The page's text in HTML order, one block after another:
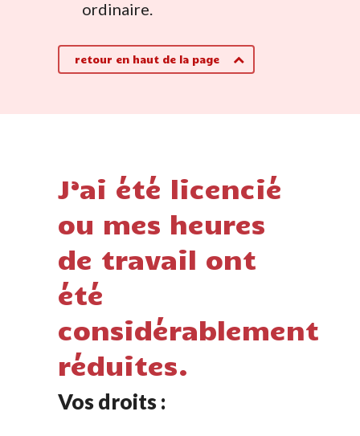
ordinaire.
retour en haut de la page
J’ai été licencié
ou mes heures
de travail ont
été
considérablement
réduites.
Vos droits :